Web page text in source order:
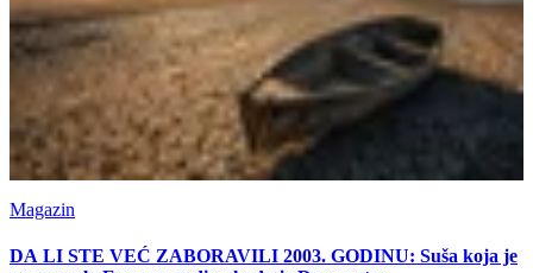
Magazin
DA LI STE VEĆ ZABORAVILI 2003. GODINU: Suša koja je